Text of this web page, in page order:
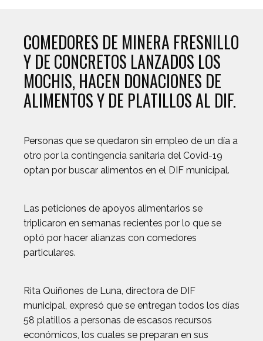
COMEDORES DE MINERA FRESNILLO
Y DE CONCRETOS LANZADOS LOS
MOCHIS, HACEN DONACIONES DE
ALIMENTOS Y DE PLATILLOS AL DIF.
Personas que se quedaron sin empleo de un día a
otro por la contingencia sanitaria del Covid-19
optan por buscar alimentos en el DIF municipal.
Las peticiones de apoyos alimentarios se
triplicaron en semanas recientes por lo que se
optó por hacer alianzas con comedores
particulares.
Rita Quiñones de Luna, directora de DIF
municipal, expresó que se entregan todos los días
58 platillos a personas de escasos recursos
económicos, los cuales se preparan en sus